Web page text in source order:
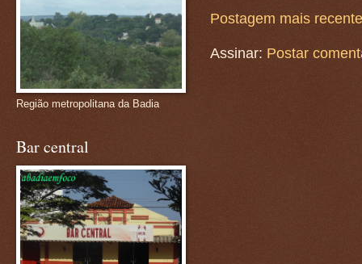
Postagem mais recente
Assinar: Postar
Região metropolitana da Badia
Bar central